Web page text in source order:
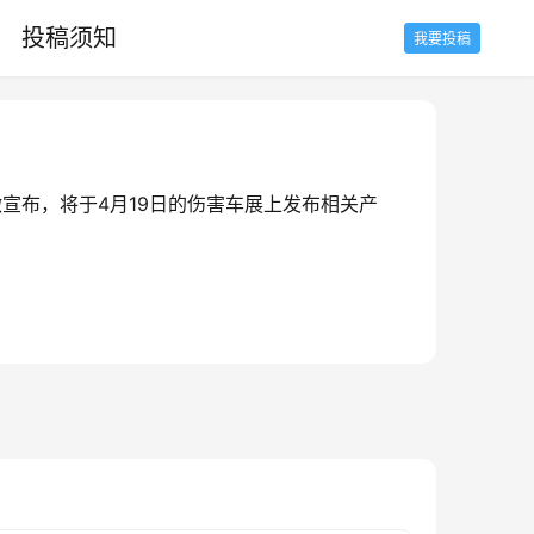
投稿须知 我要投稿
布，将于4月19日的伤害车展上发布相关产